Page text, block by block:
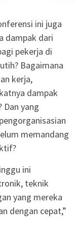
ini juga
dampak dari
pekerja di
Bagaimana
kerja,
dampak
yang
memandang
ini
teknik
yang mereka
dengan cepat,”